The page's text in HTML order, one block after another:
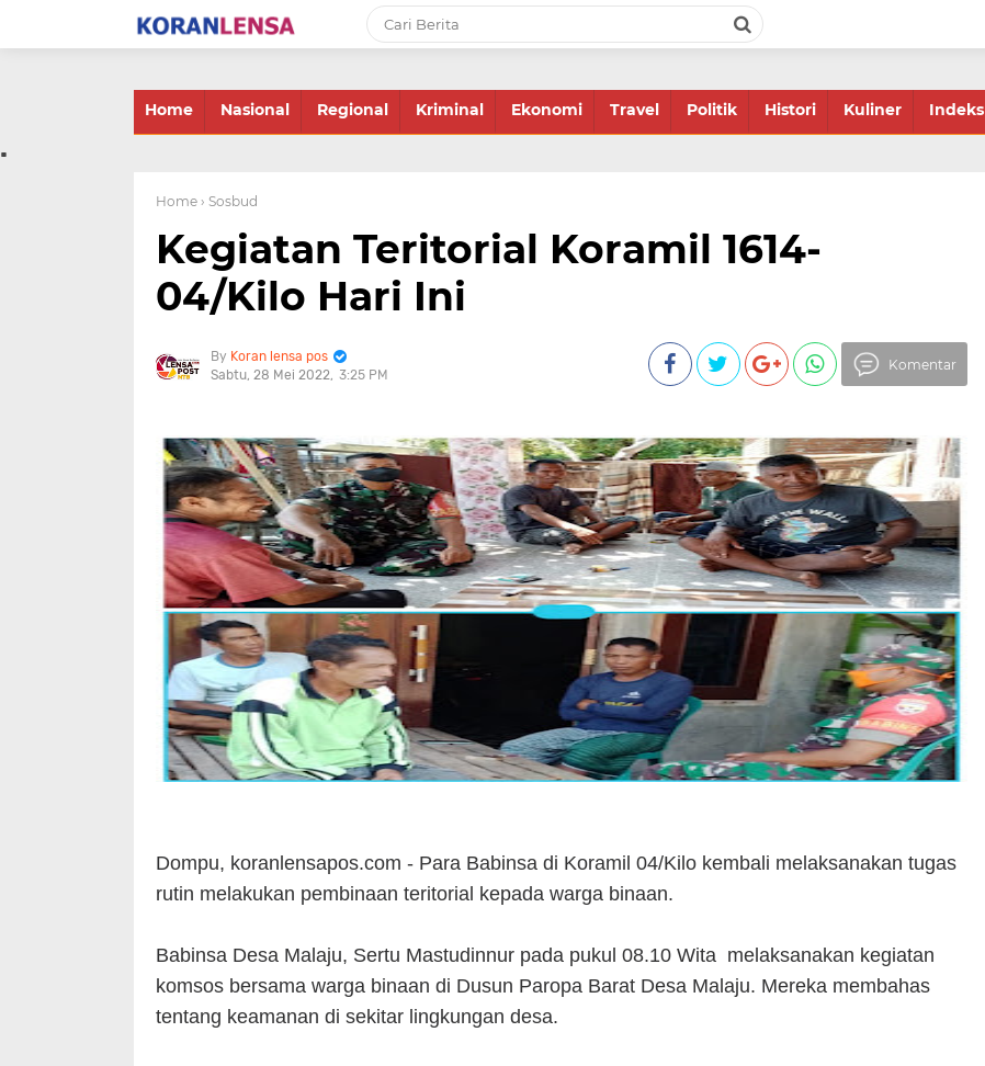
Home Nasional Regional Kriminal Ekonomi Travel Politik Histori Kuliner Indeks
.
Home › Sosbud
Kegiatan Teritorial Koramil 1614-
04/Kilo Hari Ini
Koran lensa pos
Sabtu, 28 Mei 2022 3:25 PM
Komentar
Dompu, koranlensapos.com - Para Babinsa di Koramil 04/Kilo kembali melaksanakan tugas
rutin melakukan pembinaan teritorial kepada warga binaan.
Babinsa Desa Malaju, Sertu Mastudinnur pada pukul 08.10 Wita melaksanakan kegiatan
komsos bersama warga binaan di Dusun Paropa Barat Desa Malaju. Mereka membahas
tentang keamanan di sekitar lingkungan desa.